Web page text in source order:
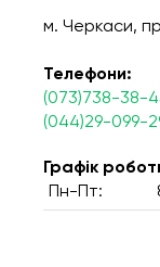
м. Черкаси,
Телефони:
(073)738-38-
(044)29-099-
Графік
Пн-Пт: